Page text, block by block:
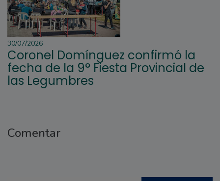
30/07/2026
Coronel Domínguez confirmó la
fecha de la 9° Fiesta Provincial de
las Legumbres
Comentar